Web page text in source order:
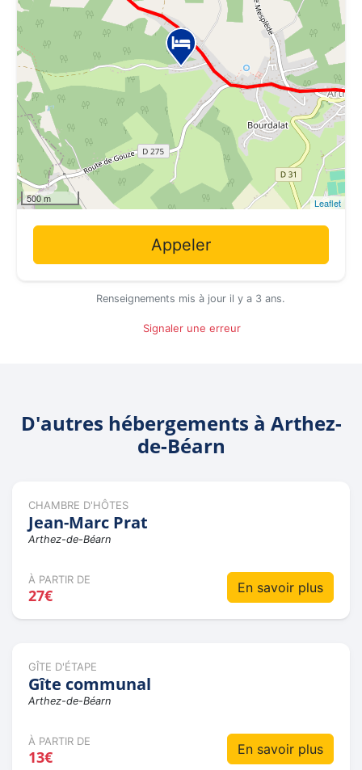
500 m Leaflet
Appeler
Renseignements mis à jour il y a 3 ans.
Signaler une erreur
D'autres hébergements à Arthez-
de-Béarn
CHAMBRE D'HÔTES
Jean-Marc Prat
Arthez-de-Béarn
À PARTIR DE
27€ En savoir plus
GÎTE D'ÉTAPE
Gîte communal
Arthez-de-Béarn
À PARTIR DE
13€ En savoir plus